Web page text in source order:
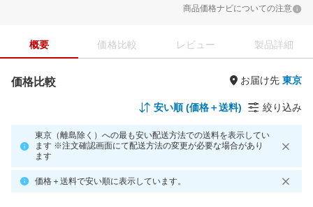
商品価格ナビについての注意
概要 価格比較 レビュー 製品詳細
価格比較 お届け先
安い順 (価格＋送料) 絞り込み
東京（離島除く）への最も安い配送方法での送料を表示してい
ます ※注文確認画面にて配送方法の変更が必要な場合があり
ます
価格＋送料で安い順に表示しています。